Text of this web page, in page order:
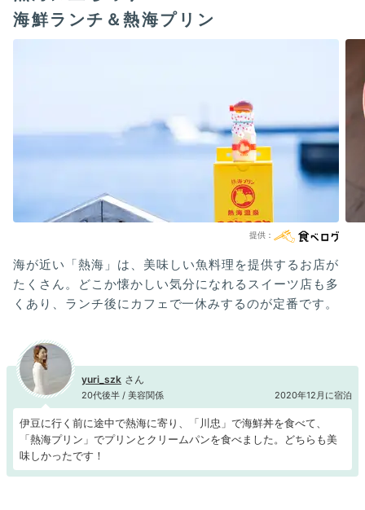
海鮮ランチ＆熱海プリン
海が近い「熱海」は、美味しい魚料理を提供するお店が
たくさん。どこか懐かしい気分になれるスイーツ店も多
くあり、ランチ後にカフェで一休みするのが定番です。
yuri_szk
20代後半 / 美容関係 2020年12月に宿泊
伊豆に行く前に途中で熱海に寄り、「川忠」で海鮮丼を食べて、
「熱海プリン」でプリンとクリームパンを食べました。どちらも美
味しかったです！